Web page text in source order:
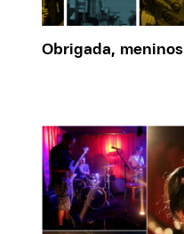
Obrigada, meninos